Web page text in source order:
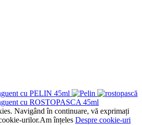
cu PELIN 45ml
cu ROSTOPASCA 45ml
Navigând în continuare, vă exprimați
urilor.Am înțeles Despre cookie-uri